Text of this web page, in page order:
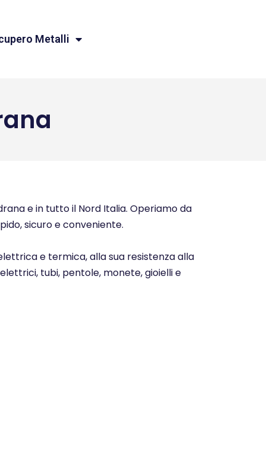
Metalli
e in tutto il Nord Italia. Operiamo da
sicuro e conveniente.
e termica, alla sua resistenza alla
tubi, pentole, monete, gioielli e